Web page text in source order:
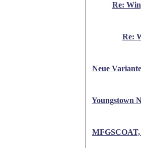
Re:
Re:
Neue
Youngstown
MFGSCOAT,